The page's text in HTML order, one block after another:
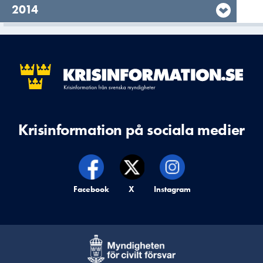
År,
2014
Krisinformation på sociala medier
Krisinformation på,
Facebook Krisinformation på,
X Krisinformation på,
Instagram